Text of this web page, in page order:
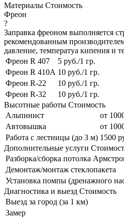
Материалы Стоимость
Фреон
?
Заправка фреоном выполняется
рекомендованным
давление, температуа кипения и
Фреон R 407
5 руб./1 гр.
Фреон R 410A 10 руб./1 гр.
Фреон R-22
10 руб./1 гр.
Фреон R-32
10 руб./1 гр.
Высотные работы Стоимость
Альпинист
от
Автовышка
от
Работа с лестницы (до 3 м) 1500
Дополнительные услуги
Разборка/сборка потолка
Демонтаж/монтаж стеклопакета
Установка помпы (дренажного
Диагностика и выезд Стоимость
Выезд за город (за 1 км)
Замер